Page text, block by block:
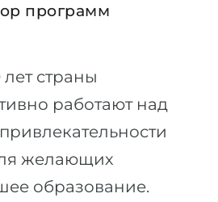
программ
страны
работают над
желающих
образование.